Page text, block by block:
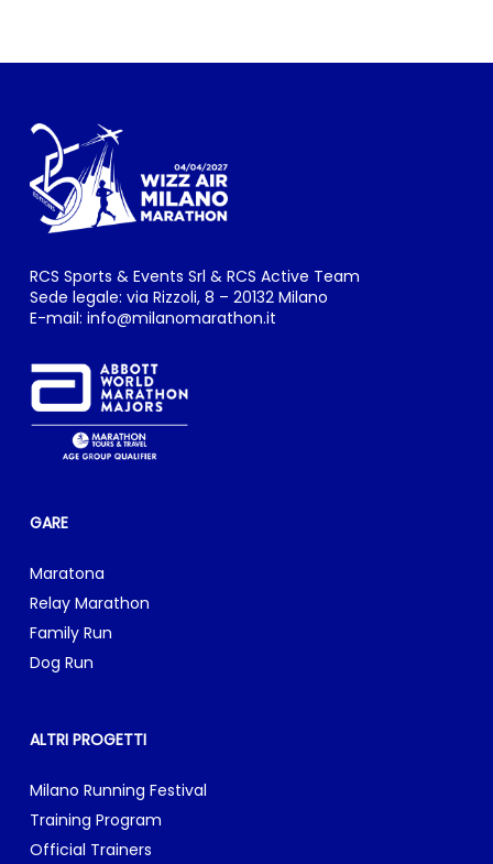
RCS Sports & Events Srl & RCS Active Team
Sede legale: via Rizzoli, 8 – 20132 Milano
E-mail: info@milanomarathon.it
GARE
Maratona
Relay Marathon
Family Run
Dog Run
ALTRI PROGETTI
Milano Running Festival
Training Program
Official Trainers